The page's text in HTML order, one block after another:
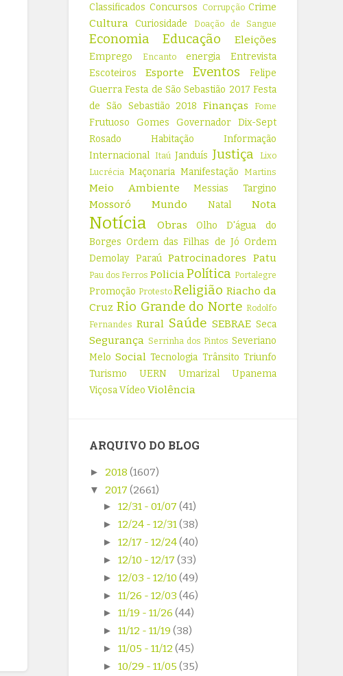
Classificados Concursos Corrupção Crime
Cultura Curiosidade Doação de Sangue
Economia Educação Eleições
Emprego Encanto energia
Entrevista
Escoteiros
Esporte Eventos
Felipe
Guerra Festa de São Sebastião 2017 Festa
de São Sebastião 2018 Finanças Fome
Frutuoso Gomes
Governador Dix-Sept
Rosado
Habitação
Informação
Internacional
Itaú Janduís Justiça
Lixo
Lucrécia Maçonaria Manifestação Martins
Meio Ambiente Messias Targino
Mossoró Mundo Natal Nota
Notícia Obras
Olho D'água do
Borges Ordem das Filhas de Jó Ordem
Demolay Paraú Patrocinadores Patu
Pau dos Ferros PoliciaPolítica Portalegre
Promoção ProtestoReligião Riacho da
Cruz Rio Grande do Norte Rodolfo
Fernandes Rural Saúde SEBRAE Seca
Segurança Serrinha dos Pintos Severiano
Melo Social Tecnologia Trânsito Triunfo
Turismo
UERN Umarizal
Upanema
ViçosaVídeo Violência
ARQUIVO DO BLOG
► 2018(1607)
▼ 2017(2661)
► 12/31 - 01/07 (41)
► 12/24 - 12/31(38)
► 12/17 - 12/24(40)
► 12/10 - 12/17 (33)
► 12/03 - 12/10 (49)
► 11/26 - 12/03 (46)
► 11/19 - 11/26 (44)
► 11/12 - 11/19 (38)
► 11/05 - 11/12 (45)
► 10/29 - 11/05 (35)